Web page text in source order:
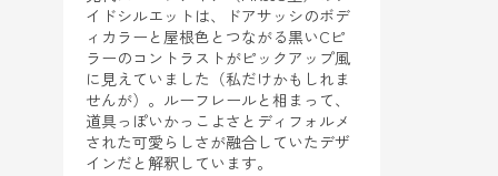
イドシルエットは、ドアサッシのボデ
ィカラーと屋根色とつながる黒いCピ
ラーのコントラストがピックアップ風
に見えていました（私だけかもしれま
せんが）。ルーフレールと相まって、
道具っぽいかっこよさとディフォルメ
された可愛らしさが融合していたデザ
インだと解釈しています。